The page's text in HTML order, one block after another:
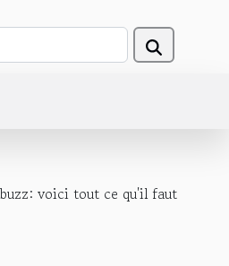
voici tout ce qu'il faut